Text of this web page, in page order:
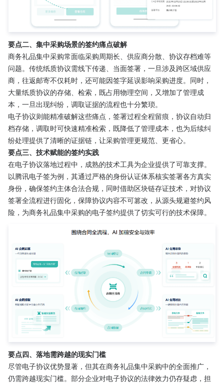
要点二、集中采购场景的签约痛点破解
商务礼品集中采购常面临采购周期长、供应商分散、协议存档难等
问题。传统纸质协议需线下传递、当面签署，一旦涉及跨区域供应
商，往返邮寄不仅耗时，还可能因签字延误影响采购进度。同时，
大量纸质协议的存储、检索，既占用物理空间，又增加了管理成
本，一旦出现纠纷，调取证据的流程也十分繁琐。
电子协议则能精准破解这些痛点，签署过程全程留痕，协议自动归
档存储，调取时可快速精准检索，既降低了管理成本，也为后续纠
纷处理提供了清晰的证据链，让采购管理更规范、更省心。
要点三、技术赋能的签约实践
在电子协议落地过程中，成熟的技术工具为企业提供了可靠支撑。
以腾讯电子签为例，其通过严格的身份认证体系核实签署各方真实
身份，确保签约主体合法合规，同时借助区块链存证技术，对协议
签署全流程进行固化，保障协议内容不可篡改，从源头规避签约风
险，为商务礼品集中采购的电子签约提供了切实可行的技术保障。
要点四、落地需跨越的现实门槛
尽管电子协议优势显著，但其在商务礼品集中采购中的全面推广，
仍需跨越现实门槛。部分企业对电子协议的法律效力仍存疑虑，担